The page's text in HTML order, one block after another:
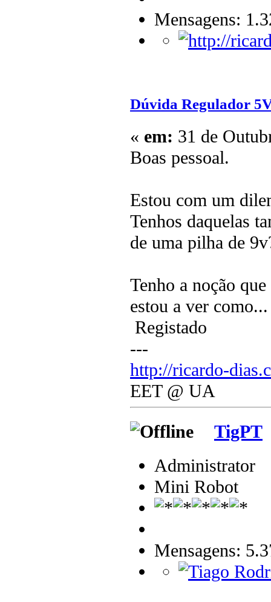
Mensagens:
Dúvida Regulador
« em: 31 de
Boas pessoal.
Estou com um
Tenhos daquelas
de uma pilha de
Tenho a noção
estou a ver
Registado
---
http://ricardo-
EET @ UA
TigPT
Administrator
Mini Robot
Mensagens: